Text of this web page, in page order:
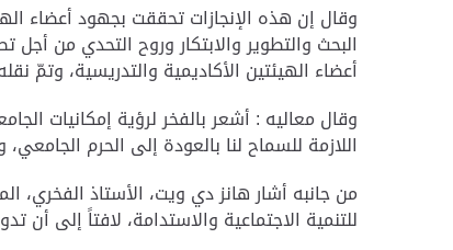
وقال إن هذه الإنجازات تحققت بجهود أعضاء
البحث والتطوير والابتكار وروح التحدي من أجل
أعضاء الهيئتين الأكاديمية والتدريسية، وتمّ
وقال معاليه : أشعر بالفخر لرؤية إمكانيات
اللازمة للسماح لنا بالعودة إلى الحرم
من جانبه أشار هانز دي ويت، الأستاذ الفخري،
للتنمية الاجتماعية والاستدامة، لافتاً إلى